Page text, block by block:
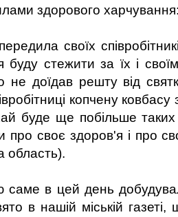
здорового
своїх
стежити за їх і
не доїдав решту від
копчену
буде ще побільше
про своє здоров'я і про
область).
саме в цей день
в нашій міській